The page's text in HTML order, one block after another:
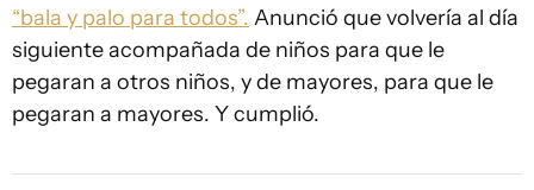
“bala y palo para todos”. Anunció que volvería al día
siguiente acompañada de niños para que le
pegaran a otros niños, y de mayores, para que le
pegaran a mayores. Y cumplió.